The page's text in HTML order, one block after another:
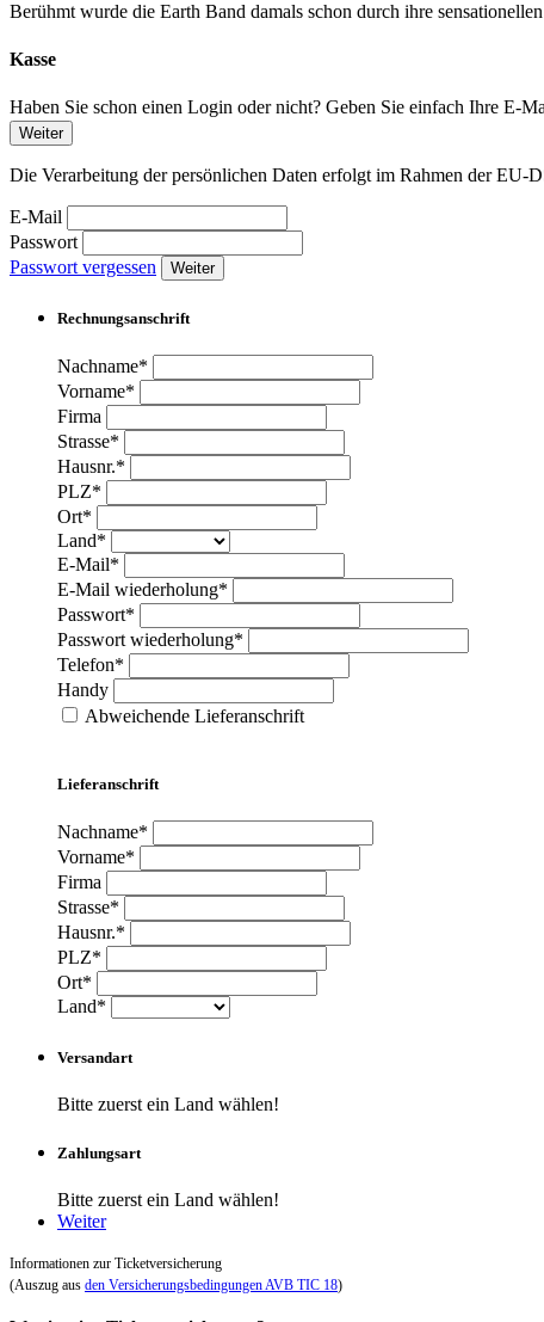
Berühmt wurde die Earth Band damals schon durch ihre
Kasse
Haben Sie schon einen Login oder nicht? Geben Sie einfach Ihre E-
Weiter
Die Verarbeitung der persönlichen Daten erfolgt im Rahmen der EU-
E-Mail
Passwort
Passwort vergessen
Weiter
Rechnungsanschrift
Nachname*
Vorname*
Firma
Strasse*
Hausnr.*
PLZ*
Ort*
Land*
E-Mail*
E-Mail wiederholung*
Passwort*
Passwort wiederholung*
Telefon*
Handy
Abweichende Lieferanschrift
Lieferanschrift
Nachname*
Vorname*
Firma
Strasse*
Hausnr.*
PLZ*
Ort*
Land*
Versandart
Bitte zuerst ein Land wählen!
Zahlungsart
Bitte zuerst ein Land wählen!
Weiter
Informationen zur Ticketversicherung
(Auszug aus den Versicherungsbedingungen AVB TIC 18)